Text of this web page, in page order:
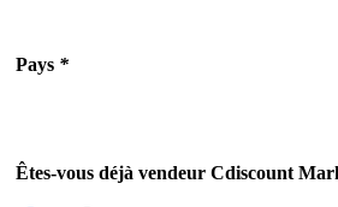
Pays *
Êtes-vous déjà vendeur Cdiscount